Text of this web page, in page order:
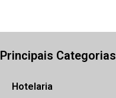
Principais Categorias
Hotelaria